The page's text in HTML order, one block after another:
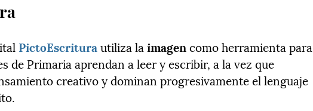
PictoEscriturautiliza laimagencomo herramienta para
de Primaria aprendan a leer y escribir, a la vez que
creativo y dominan progresivamente el lenguaje